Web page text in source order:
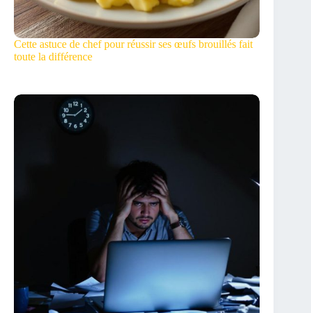
Cette astuce de chef pour réussir ses œufs brouillés fait
toute la différence